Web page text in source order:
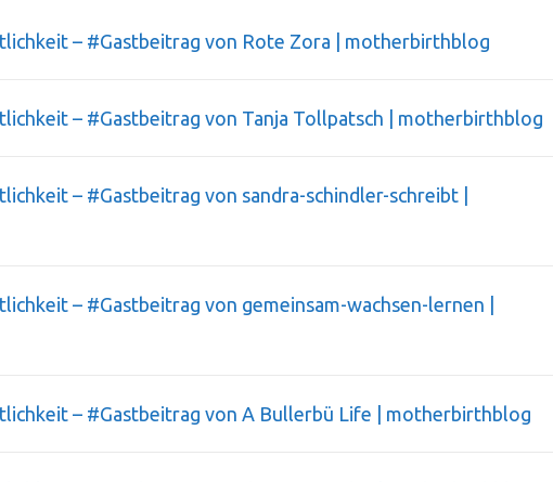
– #Gastbeitrag von Rote Zora | motherbirthblog
– #Gastbeitrag von Tanja Tollpatsch | motherbirthblog
– #Gastbeitrag von sandra-schindler-schreibt |
– #Gastbeitrag von gemeinsam-wachsen-lernen |
– #Gastbeitrag von A Bullerbü Life | motherbirthblog